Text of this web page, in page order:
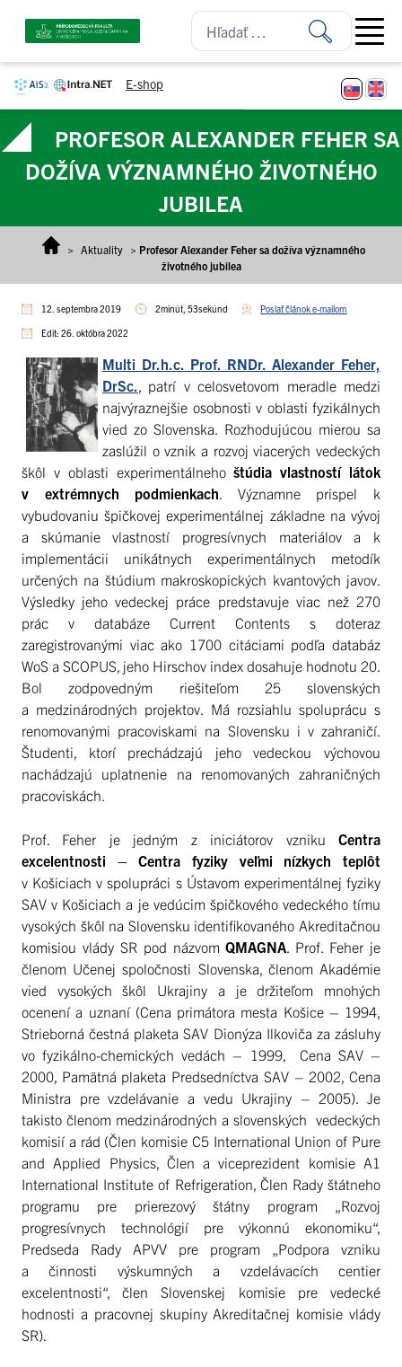
E-shop
Open
PROFESOR ALEXANDER FEHER SA
DOŽÍVA VÝZNAMNÉHO ŽIVOTNÉHO
JUBILEA
> Aktuality > Profesor Alexander Feher sa dožíva významného
životného jubilea
12. septembra 2019 2minút, 53sekúnd Poslať článok e-mailom
Edit: 26. októbra 2022
Multi Dr.h.c. Prof. RNDr. Alexander Feher,
DrSc. , patrí v celosvetovom meradle medzi
najvýraznejšie osobnosti v oblasti fyzikálnych
vied zo Slovenska. Rozhodujúcou mierou sa
zaslúžil o vznik a rozvoj viacerých vedeckých
škôl v oblasti experimentálnehoštúdia vlastností látok
v extrémnych podmienkach . Významne prispel k
vybudovaniu špičkovej experimentálnej základne na vývoj
a skúmanie vlastností progresívnych materiálov a k
implementácii unikátnych experimentálnych metodík
určených na štúdium makroskopických kvantových javov.
Výsledky jeho vedeckej práce predstavuje viac než 270
prác v databáze Current Contents s doteraz
zaregistrovanými viac ako 1700 citáciami podľa databáz
WoS a SCOPUS, jeho Hirschov index dosahuje hodnotu 20.
Bol zodpovedným riešiteľom 25 slovenských
a medzinárodných projektov. Má rozsiahlu spoluprácu s
renomovanými pracoviskami na Slovensku i v zahraničí.
Študenti, ktorí prechádzajú jeho vedeckou výchovou
nachádzajú uplatnenie na renomovaných zahraničných
pracoviskách.
Prof. Feher je jedným z iniciátorov vzniku Centra
excelentnosti – Centra fyziky veľmi nízkych teplôt
v Košiciach v spolupráci s Ústavom experimentálnej fyziky
SAV v Košiciach a je vedúcim špičkového vedeckého tímu
vysokých škôl na Slovensku identifikovaného Akreditačnou
komisiou vlády SR pod názvomQMAGNA . Prof. Feher je
členom Učenej spoločnosti Slovenska, členom Akadémie
vied vysokých škôl Ukrajiny a je držiteľom mnohých
ocenení a uznaní (Cena primátora mesta Košice – 1994,
Strieborná čestná plaketa SAV Dionýza Ilkoviča za zásluhy
vo fyzikálno-chemických vedách – 1999, Cena SAV –
2000, Pamätná plaketa Predsedníctva SAV – 2002, Cena
Ministra pre vzdelávanie a vedu Ukrajiny – 2005). Je
takisto členom medzinárodných a slovenských vedeckých
komisií a rád (Člen komisie C5 International Union of Pure
and Applied Physics, Člen a viceprezident komisie A1
International Institute of Refrigeration, Člen Rady štátneho
programu pre prierezový štátny program „Rozvoj
progresívnych technológií pre výkonnú ekonomiku“,
Predseda Rady APVV pre program „Podpora vzniku
a činnosti výskumných a vzdelávacích centier
excelentnosti“, člen Slovenskej komisie pre vedecké
hodnosti a pracovnej skupiny Akreditačnej komisie vlády
SR).